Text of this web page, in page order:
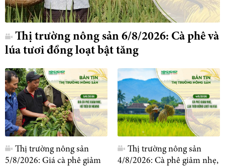
Thị trường nông sản 6/8/2026: Cà phê và
lúa tươi đồng loạt bật tăng
Thị trường nông sản
5/8/2026: Giá cà phê giảm
Thị trường nông sản
4/8/2026: Cà phê giảm nhẹ,